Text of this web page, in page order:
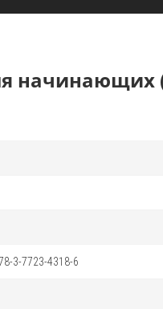
начинающих
3-7723-4318-6